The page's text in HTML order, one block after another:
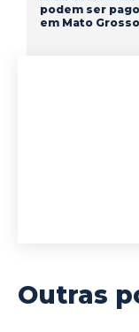
podem ser
em Mato Grosso
Outras